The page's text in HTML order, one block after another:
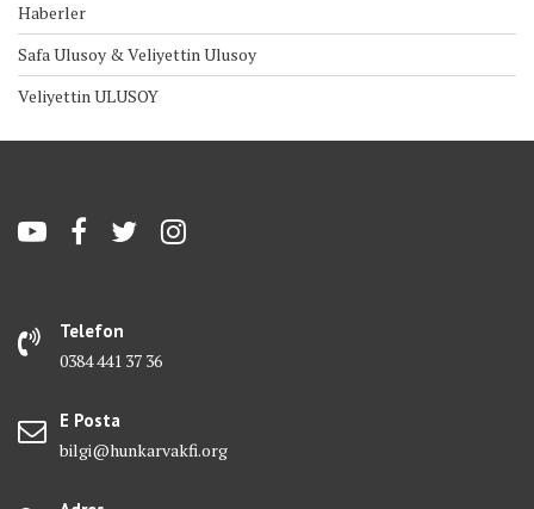
Haberler
Safa Ulusoy & Veliyettin Ulusoy
Veliyettin ULUSOY
Telefon
0384 441 37 36
E Posta
bilgi@hunkarvakfi.org